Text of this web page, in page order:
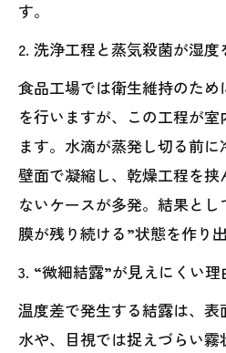
す。
2. 洗浄工程と蒸気殺菌が湿度
食品工場では衛生維持のた
を行いますが、この工程が
ます。水滴が蒸発し切る前
壁面で凝縮し、乾燥工程を
ないケースが多発。結果と
膜が残り続ける”状態を作り出
3. “微細結露”が見えにくい理
温度差で発生する結露は、
水や、目視では捉えづらい霧